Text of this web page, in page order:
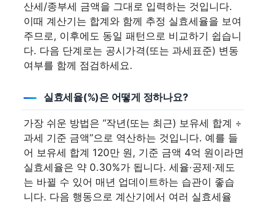
산세/종부세 금액을 그대로 입력하는 것입니다.
이때 계산기는 합계와 함께 추정 실효세율을 보여
주므로, 이후에도 동일 패턴으로 비교하기 쉽습니
다. 다음 단계로는 공시가격(또는 과세표준) 변동
여부를 함께 점검하세요.
실효세율(%)은 어떻게 정하나요?
가장 쉬운 방법은 “작년(또는 최근) 보유세 합계 ÷
과세 기준 금액”으로 역산하는 것입니다. 예를 들
어 보유세 합계 120만 원, 기준 금액 4억 원이라면
실효세율은 약 0.30%가 됩니다. 세율·공제·제도
는 바뀔 수 있어 매년 업데이트하는 습관이 좋습
니다. 다음 행동으로 계산기에서 여러 실효세율